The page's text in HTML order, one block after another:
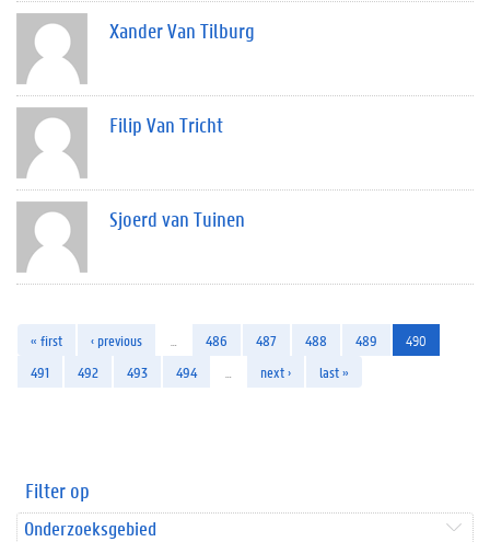
Xander Van Tilburg
Filip Van Tricht
Sjoerd van Tuinen
« first ‹ previous 486 487 488 489
490
491
492 493 494 next › last »
Filter op
Onderzoeksgebied